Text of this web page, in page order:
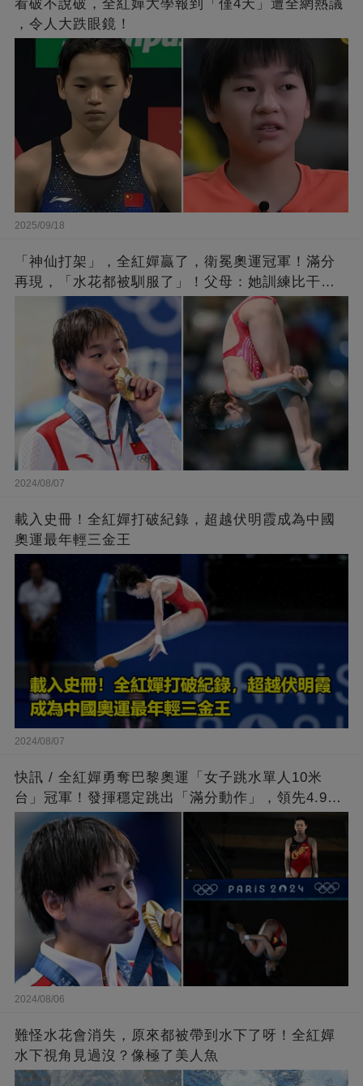
看破不說破，全紅嬋大學報到「僅4天」遭全網熱議
，令人大跌眼鏡！
2025/09/18
「神仙打架」，全紅嬋贏了，衛冕奧運冠軍！滿分
再現，「水花都被馴服了」！父母：她訓練比干農
活累百倍！陳芋汐惜敗，獲得銀牌
2024/08/07
載入史冊！全紅嬋打破紀錄，超越伏明霞成為中國
奧運最年輕三金王
2024/08/07
快訊 / 全紅嬋勇奪巴黎奧運「女子跳水單人10米
台」冠軍！發揮穩定跳出「滿分動作」，領先4.9分
擊敗陳芋汐
2024/08/06
難怪水花會消失，原來都被帶到水下了呀！全紅嬋
水下視角見過沒？像極了美人魚